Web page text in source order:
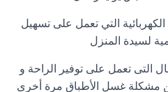
التي تعمل على تسهيل
لسيدة المنزل
التى تعمل على توفير الراحة و
مشكلة غسل الأطباق مرة أخرى